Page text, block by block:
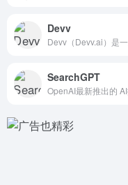
Devv
SearchGPT